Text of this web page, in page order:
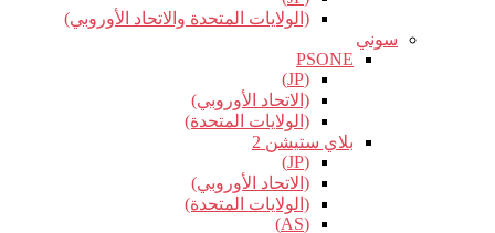
(الولايات المتحدة والاتحاد الأوروبي)
سوني
PSONE
(JP)
(الاتحاد الأوروبي)
(الولايات المتحدة)
بلاي ستيشن 2
(JP)
(الاتحاد الأوروبي)
(الولايات المتحدة)
(AS)